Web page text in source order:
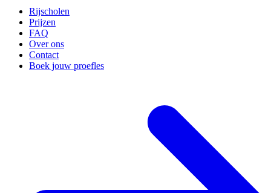
Rijscholen
Prijzen
FAQ
Over ons
Contact
Boek jouw proefles